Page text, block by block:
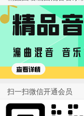
扫一扫微信开通会员